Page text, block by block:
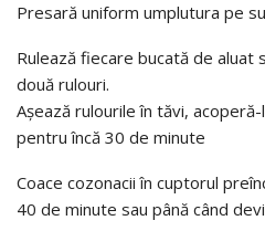
Presară uniform umplutura pe
Rulează fiecare bucată de aluat
două rulouri.
Așează rulourile în tăvi,
pentru încă 30 de minute
Coace cozonacii în cuptorul
40 de minute sau până când